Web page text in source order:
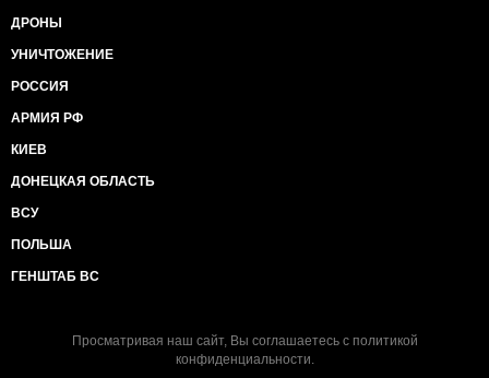
ДРОНЫ
УНИЧТОЖЕНИЕ
РОССИЯ
АРМИЯ РФ
КИЕВ
ДОНЕЦКАЯ ОБЛАСТЬ
ВСУ
ПОЛЬША
ГЕНШТАБ ВС
Просматривая наш сайт, Вы соглашаетесь с политикой
конфиденциальности.